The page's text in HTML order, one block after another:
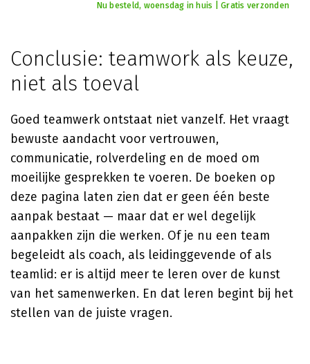
Nu besteld, woensdag in huis | Gratis verzonden
Conclusie: teamwork als keuze,
niet als toeval
Goed teamwerk ontstaat niet vanzelf. Het vraagt
bewuste aandacht voor vertrouwen,
communicatie, rolverdeling en de moed om
moeilijke gesprekken te voeren. De boeken op
deze pagina laten zien dat er geen één beste
aanpak bestaat — maar dat er wel degelijk
aanpakken zijn die werken. Of je nu een team
begeleidt als coach, als leidinggevende of als
teamlid: er is altijd meer te leren over de kunst
van het samenwerken. En dat leren begint bij het
stellen van de juiste vragen.